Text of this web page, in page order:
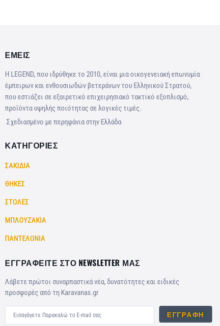
ΕΜΕΙΣ
Η LEGEND, που ιδρύθηκε το 2010, είναι μια οικογενειακή επωνυμία
έμπειρων και ενθουσιωδών βετεράνων του Ελληνικού Στρατού,
που εστιάζει σε εξαιρετικό επιχειρησιακό τακτικό εξοπλισμό,
προϊόντα υψηλής ποιότητας σε λογικές τιμές.
Σχεδιασμένο με περηφάνια στην Ελλάδα
ΚΑΤΗΓΟΡΙΕΣ
ΣΑΚΙΔΙΑ
ΘΗΚΕΣ
ΣΤΟΛΕΣ
ΜΠΛΟΥΖΑΚΙΑ
ΠΑΝΤΕΛΟΝΙΑ
ΕΓΓΡΑΦΕΙΤΕ ΣΤΟ NEWSLETTER ΜΑΣ
Λάβετε πρώτοι συναρπαστικά νέα, δυνατότητες και ειδικές
προσφορές από τη Karavanas.gr
ΕΓΓΡΑΦΉ